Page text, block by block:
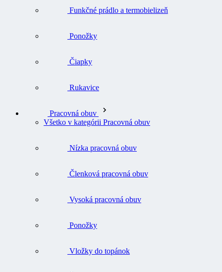
Funkčné prádlo a termobielizeň
Ponožky
Čiapky
Rukavice
Pracovná obuv
Všetko v kategórii Pracovná obuv
Nízka pracovná obuv
Členková pracovná obuv
Vysoká pracovná obuv
Ponožky
Vložky do topánok